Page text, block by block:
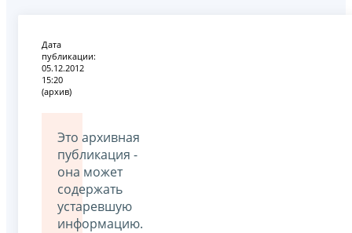
Дата
публикации:
05.12.2012
15:20
(архив)
Это архивная
публикация -
она может
содержать
устаревшую
информацию.